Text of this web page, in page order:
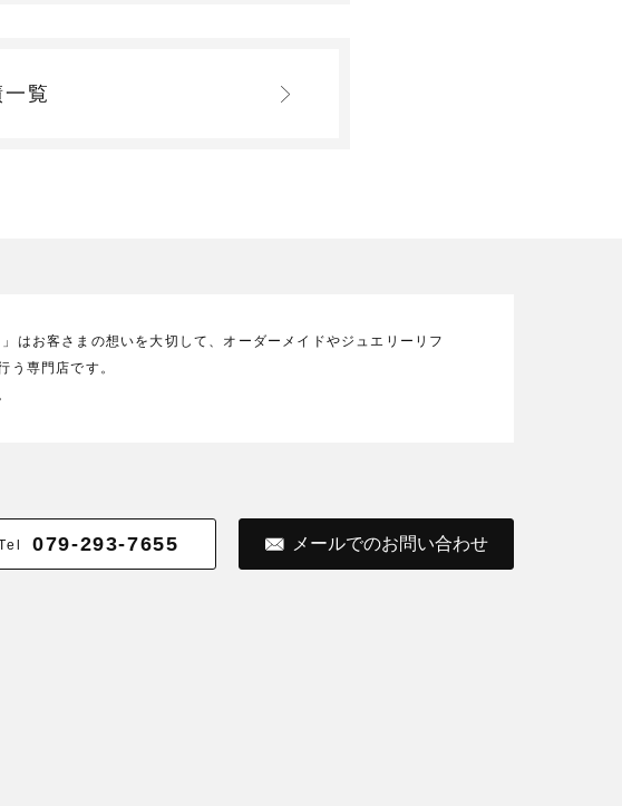
覧
はお客さまの想いを大切して、オーダーメイドやジュエリーリフ
う専門店です。
079-293-7655 メールでのお問い合わせ